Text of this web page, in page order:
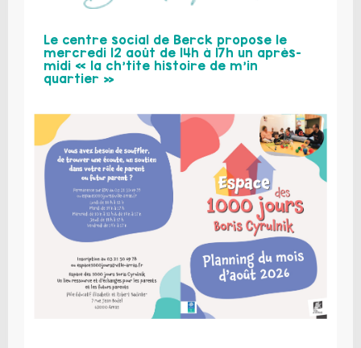
Le centre social de Berck propose le
mercredi 12 août de 14h à 17h un après-
midi « la ch’tite histoire de m’in
quartier »